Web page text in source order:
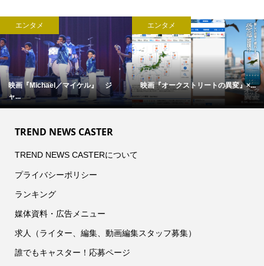
エンタメ
映画『Michael／マイケル』 ジ
ャ...
エンタメ
映画『オークストリートの異変』×...
TREND NEWS CASTER
TREND NEWS CASTERについて
プライバシーポリシー
ランキング
媒体資料・広告メニュー
求人（ライター、編集、動画編集スタッフ募集）
誰でもキャスター！応募ページ